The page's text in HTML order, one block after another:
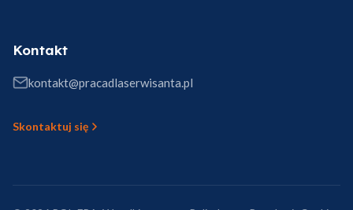
Kontakt
kontakt@pracadlaserwisanta.pl
Skontaktuj się